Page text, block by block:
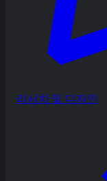
리서치 및 디자인